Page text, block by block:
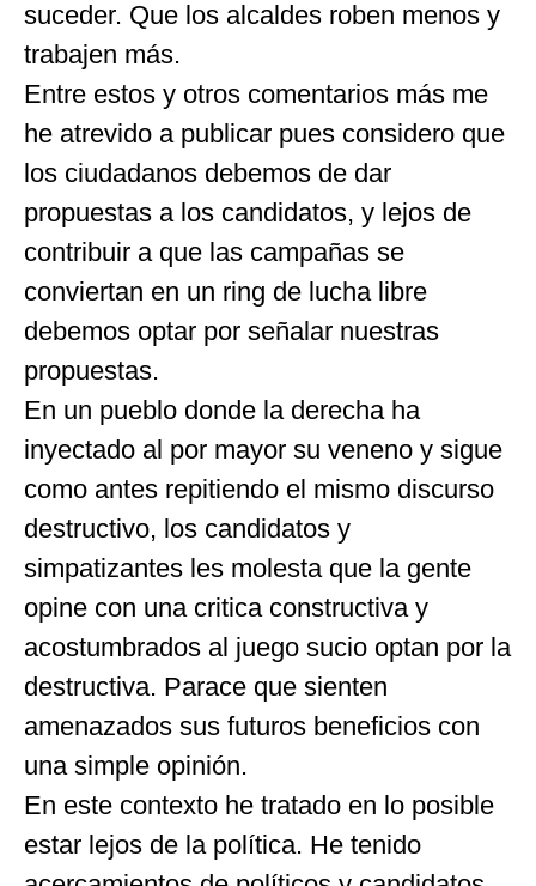
suceder. Que los alcaldes roben menos y
trabajen más.
Entre estos y otros comentarios más me
he atrevido a publicar pues considero que
los ciudadanos debemos de dar
propuestas a los candidatos, y lejos de
contribuir a que las campañas se
conviertan en un ring de lucha libre
debemos optar por señalar nuestras
propuestas.
En un pueblo donde la derecha ha
inyectado al por mayor su veneno y sigue
como antes repitiendo el mismo discurso
destructivo, los candidatos y
simpatizantes les molesta que la gente
opine con una critica constructiva y
acostumbrados al juego sucio optan por la
destructiva. Parace que sienten
amenazados sus futuros beneficios con
una simple opinión.
En este contexto he tratado en lo posible
estar lejos de la política. He tenido